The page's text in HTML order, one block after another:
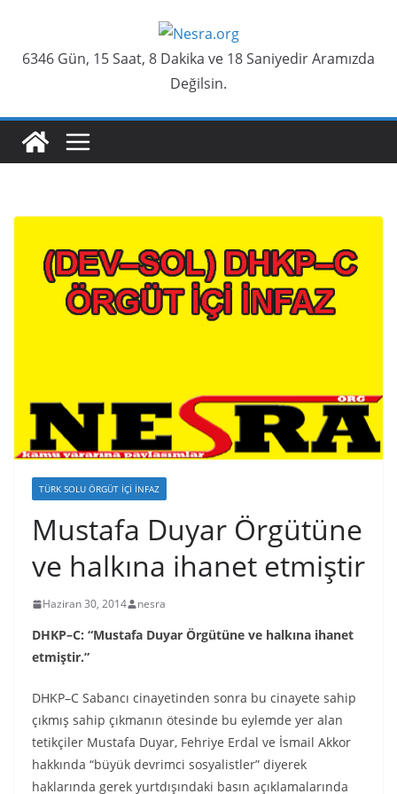
content
6346 Gün, 15 Saat, 8 Dakika ve 19 Saniyedir Aramızda
Değilsin.
TÜRK SOLU ÖRGÜT İÇI İNFAZ
Mustafa Duyar Örgütüne
ve halkına ihanet etmiştir
Haziran 30, 2014 nesra
DHKP–C: “Mustafa Duyar Örgütüne ve halkına ihanet
etmiştir.”
DHKP–C Sabancı cinayetinden sonra bu cinayete sahip
çıkmış sahip çıkmanın ötesinde bu eylemde yer alan
tetikçiler Mustafa Duyar, Fehriye Erdal ve İsmail Akkor
hakkında “büyük devrimci sosyalistler” diyerek
haklarında gerek yurtdışındaki basın açıklamalarında